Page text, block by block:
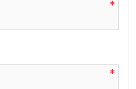
*
*